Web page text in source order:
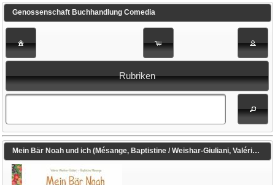
Genossenschaft Buchhandlung Comedia
Rubriken
Mein Bär Noah und ich (Mésange, Baptistine / Weishar-Giuliani, Valérie)